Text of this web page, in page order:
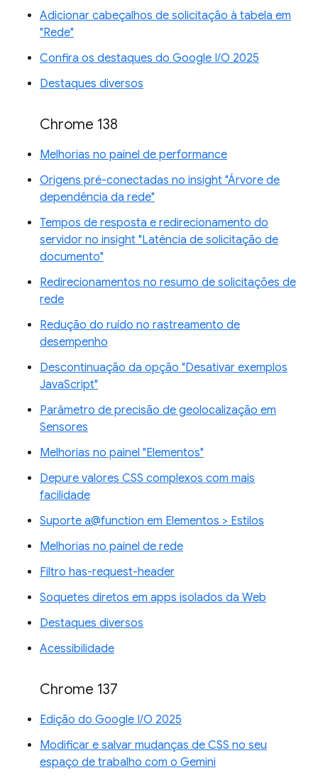
Adicionar cabeçalhos de solicitação à tabela em
"Rede"
Confira os destaques do Google I/O 2025
Destaques diversos
Chrome 138
Melhorias no painel de performance
Origens pré-conectadas no insight "Árvore de
dependência da rede"
Tempos de resposta e redirecionamento do
servidor no insight "Latência de solicitação de
documento"
Redirecionamentos no resumo de solicitações de
rede
Redução do ruído no rastreamento de
desempenho
Descontinuação da opção "Desativar exemplos
JavaScript"
Parâmetro de precisão de geolocalização em
Sensores
Melhorias no painel "Elementos"
Depure valores CSS complexos com mais
facilidade
Suporte a@function em Elementos > Estilos
Melhorias no painel de rede
Filtro has-request-header
Soquetes diretos em apps isolados da Web
Destaques diversos
Acessibilidade
Chrome 137
Edição do Google I/O 2025
Modificar e salvar mudanças de CSS no seu
espaço de trabalho com o Gemini